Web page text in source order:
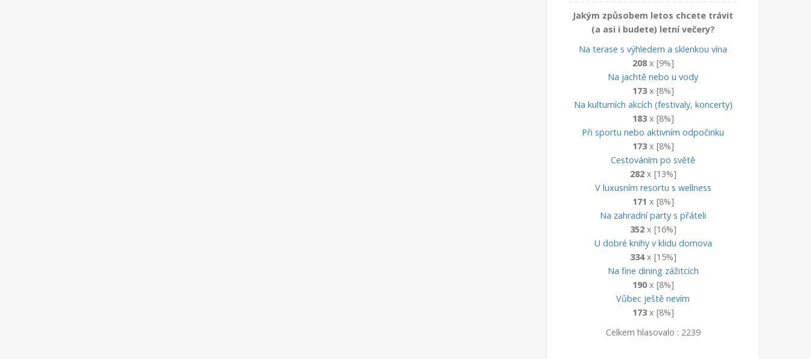
Jakým způsobem letos chcete trávit
(a asi i budete) letní večery?
Na terase s výhledem a sklenkou vína
208x [9%]
Na jachtě nebo u vody
173x [8%]
Na kulturních akcích (festivaly, koncerty)
183x [8%]
Při sportu nebo aktivním odpočinku
173x [8%]
Cestováním po světě
282x [13%]
V luxusním resortu s wellness
171 x [8%]
Na zahradní party s přáteli
352x [16%]
U dobré knihy v klidu domova
334x [15%]
Na fine dining zážitcích
190x [8%]
Vůbec ještě nevím
173x [8%]
Celkem hlasovalo : 2239